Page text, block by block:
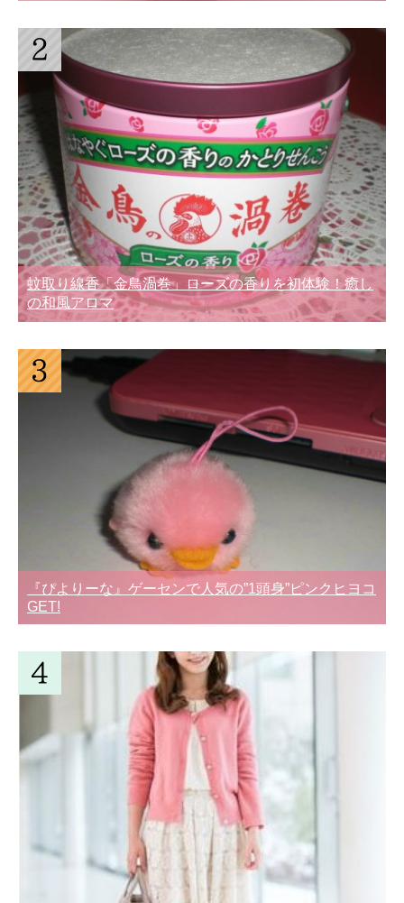
蚊取り線香「金鳥渦巻」ローズの香りを初体験！癒し
の和風アロマ
『ぴよりーな』ゲーセンで人気の”1頭身”ピンクヒヨコ
GET!